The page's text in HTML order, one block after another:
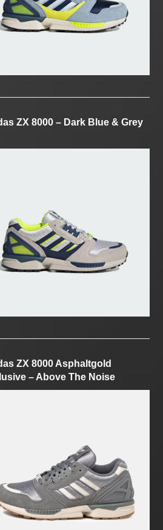
ZX 8000 – Dark Blue & Grey
ZX 8000 Asphaltgold
– Above The Noise